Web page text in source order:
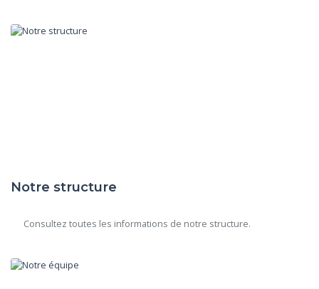
Notre structure